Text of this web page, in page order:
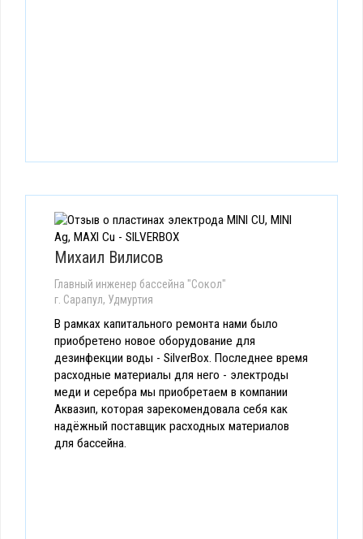
Михаил Вилисов
Главный инженер бассейна "Сокол"
г. Сарапул, Удмуртия
В рамках капитального ремонта нами было
приобретено новое оборудование для
дезинфекции воды - SilverBox. Последнее время
расходные материалы для него - электроды
меди и серебра мы приобретаем в компании
Аквазип, которая зарекомендовала себя как
надёжный поставщик расходных материалов
для бассейна.